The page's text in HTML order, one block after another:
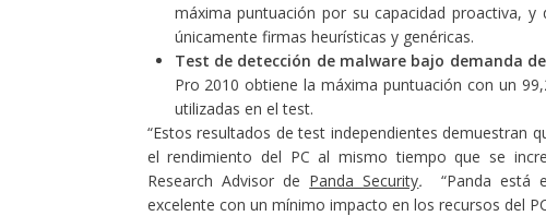
máxima puntuación por su capacidad proactiva,
únicamente firmas heurísticas y genéricas.
Test de detección de malware bajo demanda
Pro 2010 obtiene la máxima puntuación con un
utilizadas en el test.
“Estos resultados de test independientes demuestran
el rendimiento del PC al mismo tiempo que se
Research Advisor de Panda Security. “Panda está
excelente con un mínimo impacto en los recursos del